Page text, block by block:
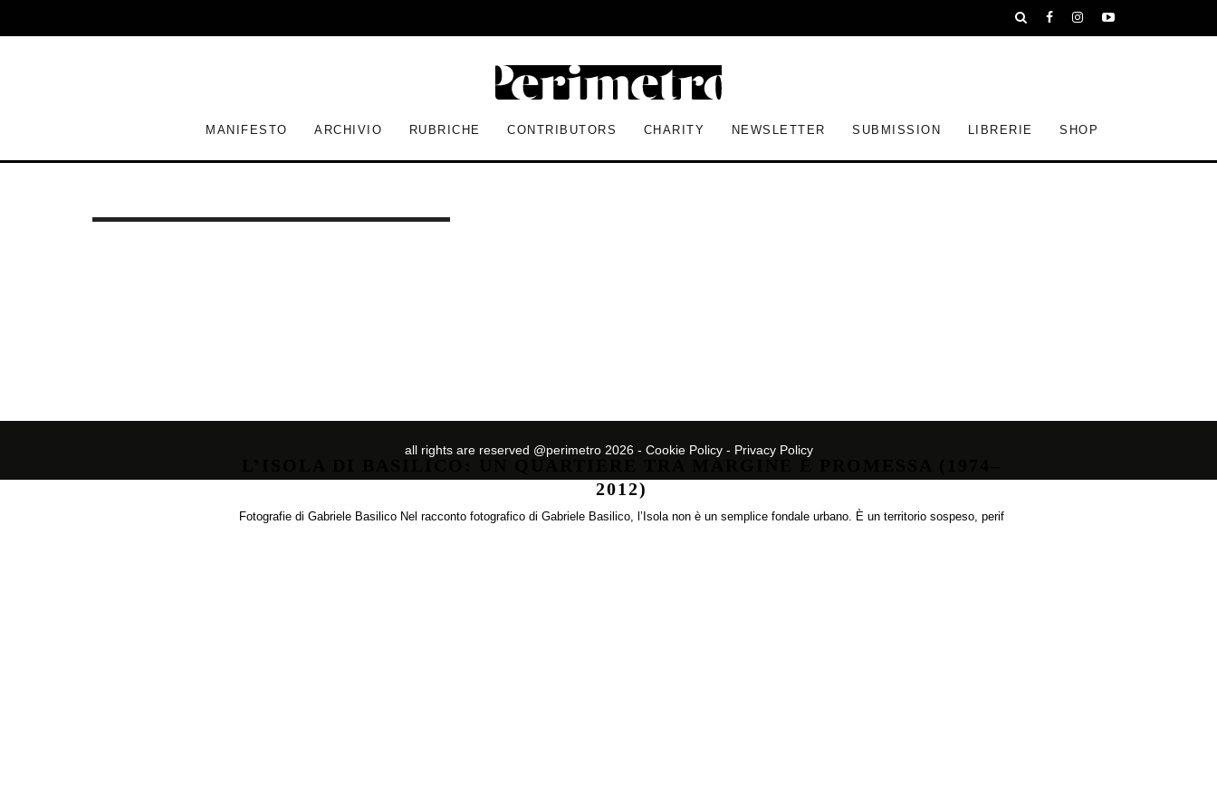
MANIFESTO ARCHIVIO RUBRICHE CONTRIBUTORS CHARITY NEWSLETTER SUBMISSION LIBRERIE SHOP
2012)
Fotografie di Gabriele Basilico Nel racconto fotografico di Gabriele Basilico, l’Isola non è un semplice fondale urbano. È un territorio sospeso, perif
all rights are reserved @perimetro 2026 - Cookie Policy - Privacy Policy